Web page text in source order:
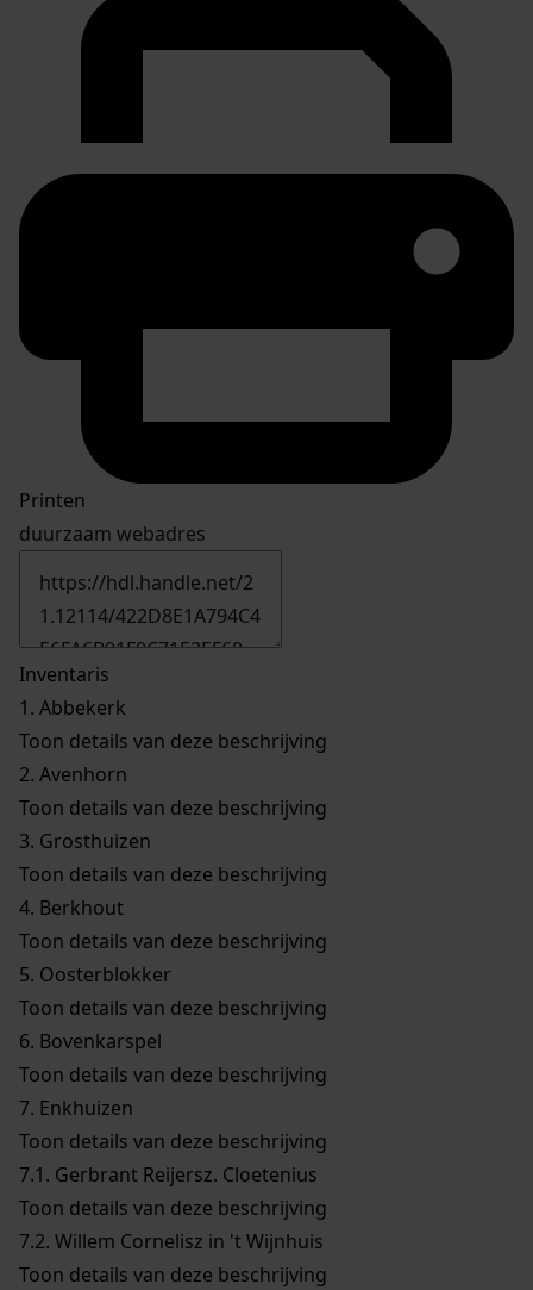
Printen
duurzaam webadres
Inventaris
1. Abbekerk
Toon details van deze beschrijving
2. Avenhorn
Toon details van deze beschrijving
3. Grosthuizen
Toon details van deze beschrijving
4. Berkhout
Toon details van deze beschrijving
5. Oosterblokker
Toon details van deze beschrijving
6. Bovenkarspel
Toon details van deze beschrijving
7. Enkhuizen
Toon details van deze beschrijving
7.1. Gerbrant Reijersz. Cloetenius
Toon details van deze beschrijving
7.2. Willem Cornelisz in 't Wijnhuis
Toon details van deze beschrijving